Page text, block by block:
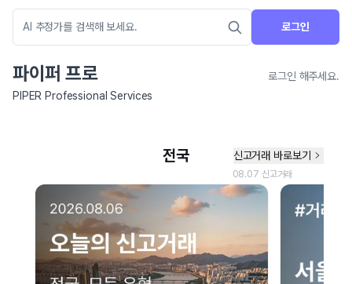
로그인
파이퍼 프로
로그인 해주세요.
PIPER Professional Services